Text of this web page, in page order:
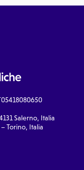
Salerno, Italia
Torino, Italia